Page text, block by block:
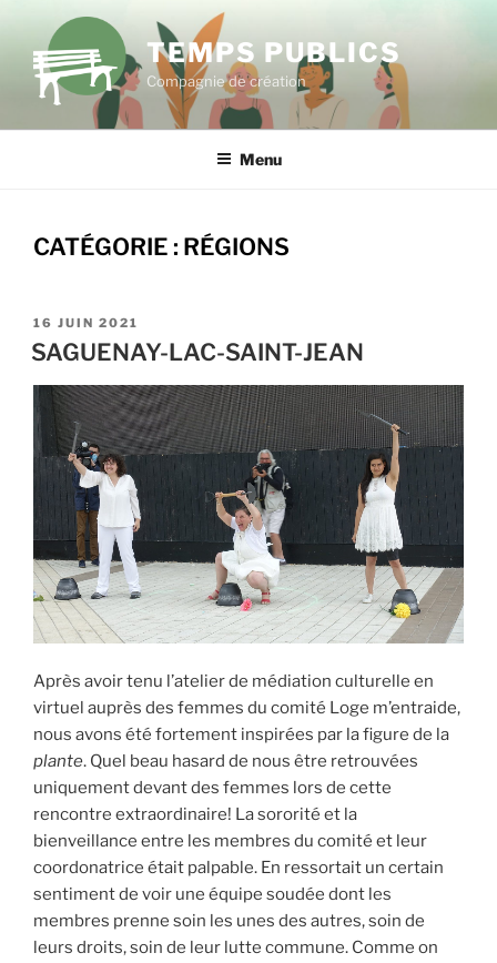
contenu
principal
TEMPS PUBLICS
Compagnie de création
Menu
CATÉGORIE : RÉGIONS
PUBLIÉ
LE
16 JUIN 2021
SAGUENAY-LAC-SAINT-JEAN
Après avoir tenu l’atelier de médiation culturelle en
virtuel auprès des femmes du comité Loge m’entraide,
nous avons été fortement inspirées par la figure de la
plante. Quel beau hasard de nous être retrouvées
uniquement devant des femmes lors de cette
rencontre extraordinaire! La sororité et la
bienveillance entre les membres du comité et leur
coordonatrice était palpable. En ressortait un certain
sentiment de voir une équipe soudée dont les
membres prenne soin les unes des autres, soin de
leurs droits, soin de leur lutte commune. Comme on